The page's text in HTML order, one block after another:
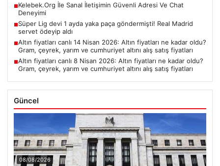
■Kelebek.Org İle Sanal İletişimin Güvenli Adresi Ve Chat
Deneyimi
■Süper Lig devi 1 ayda yaka paça göndermişti! Real Madrid
servet ödeyip aldı
■Altın fiyatları canlı 14 Nisan 2026: Altın fiyatları ne kadar oldu?
Gram, çeyrek, yarım ve cumhuriyet altını alış satış fiyatları
■Altın fiyatları canlı 8 Nisan 2026: Altın fiyatları ne kadar oldu?
Gram, çeyrek, yarım ve cumhuriyet altını alış satış fiyatları
Güncel
08/08/2026